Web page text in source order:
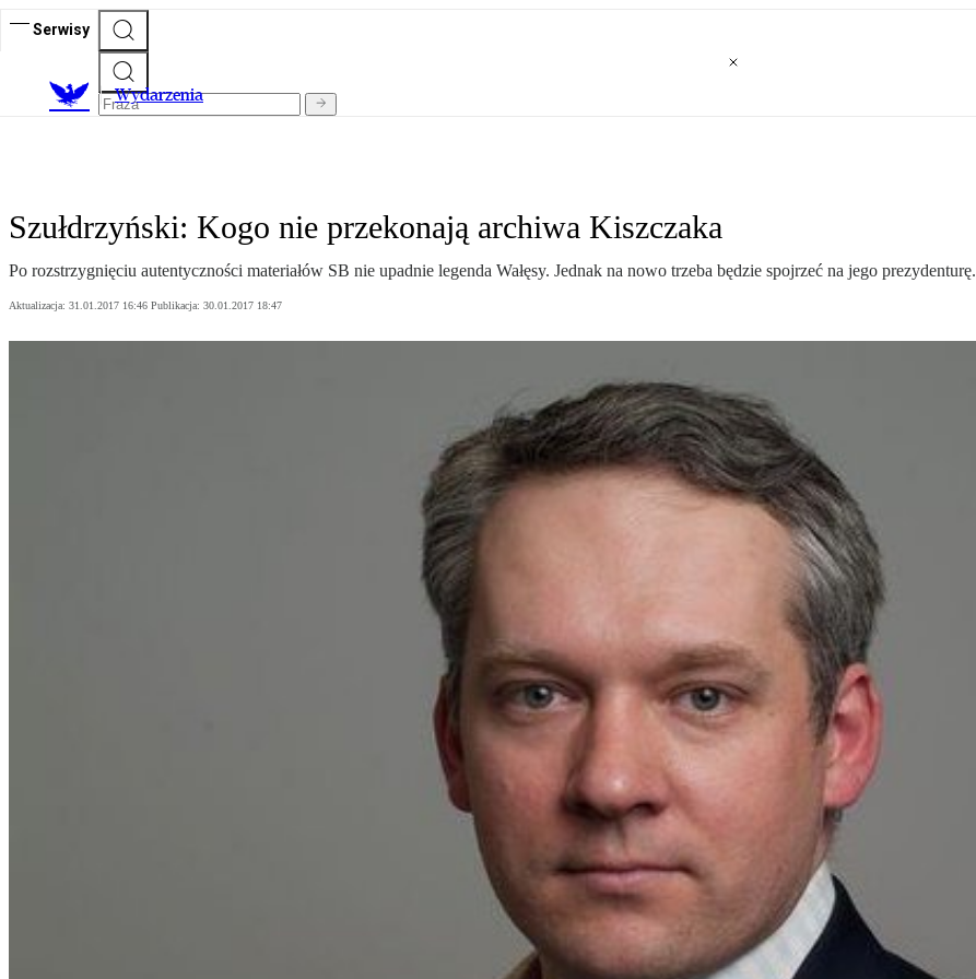
Serwisy
Wydarzenia
Szułdrzyński: Kogo nie przekonają archiwa Kiszczaka
Po rozstrzygnięciu autentyczności materiałów SB nie upadnie legenda Wałęsy. Jednak na nowo trzeba będzie spojrzeć na jego prezydenturę.
Aktualizacja: 31.01.2017 16:46 Publikacja: 30.01.2017 18:47